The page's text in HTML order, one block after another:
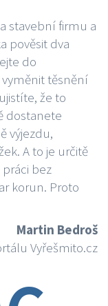
stavební firmu a
pověsit dva
do
těsnění
že to
dostanete
výjezdu,
A to je určitě
bez
korun. Proto
Martin Bedroš
Vyřešmito.cz